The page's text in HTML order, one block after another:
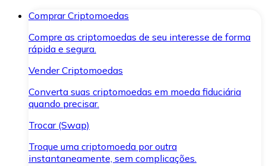
Comprar Criptomoedas
Compre as criptomoedas de seu interesse de forma
rápida e segura.
Vender Criptomoedas
Converta suas criptomoedas em moeda fiduciária
quando precisar.
Trocar (Swap)
Troque uma criptomoeda por outra
instantaneamente, sem complicações.